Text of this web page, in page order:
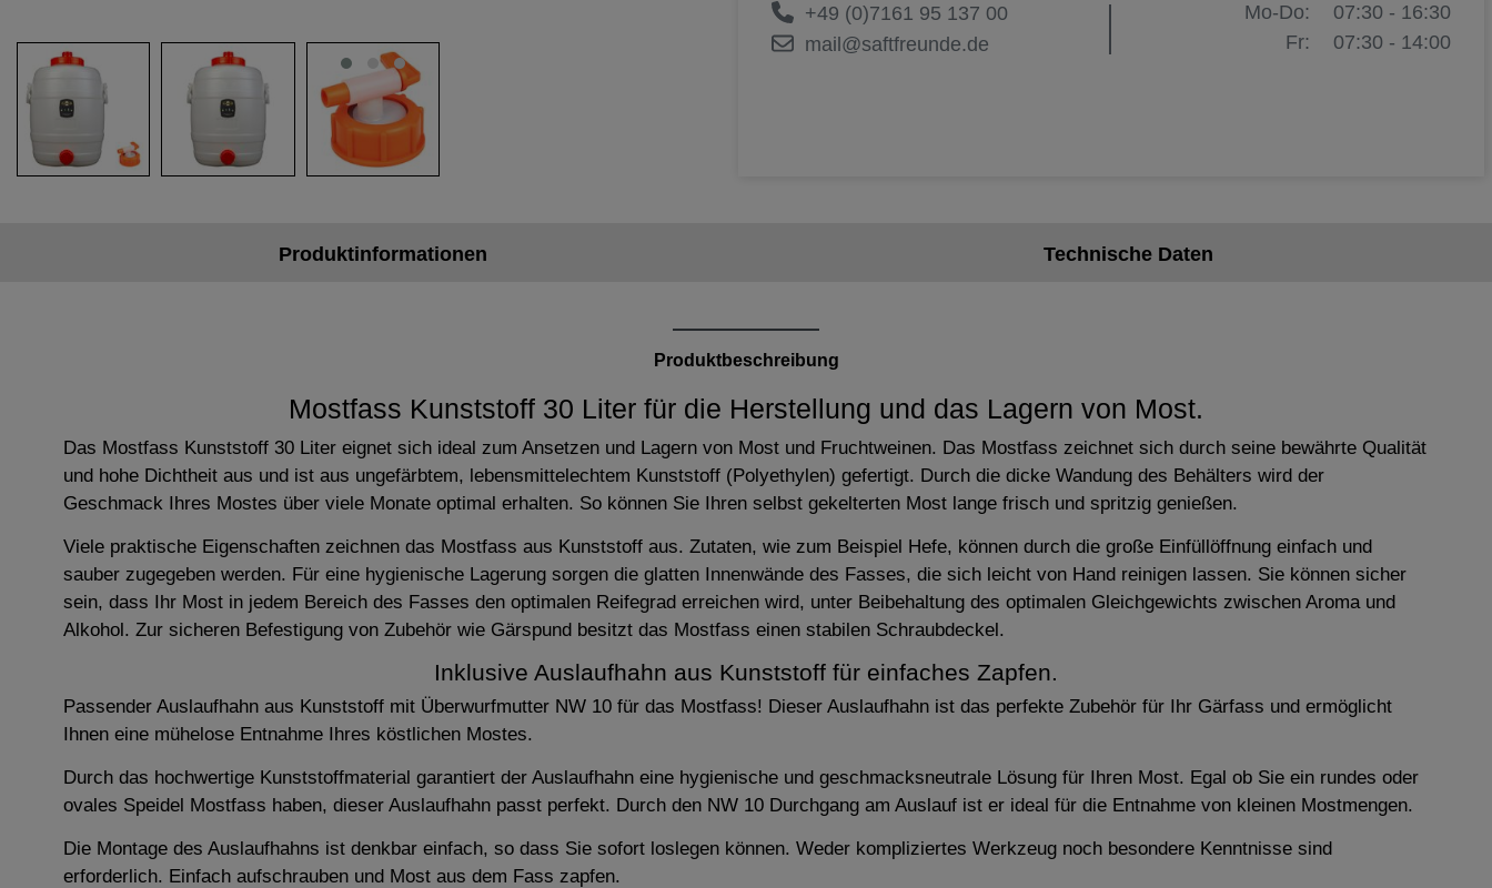
+49 (0)7161 95 137 00
mail@saftfreunde.de
Mo-Do:
07:30 - 16:30
Fr:
07:30 - 14:00
Produktinformationen Technische Daten
Produktbeschreibung
Mostfass Kunststoff 30 Liter für die Herstellung und das Lagern von Most.
Das Mostfass Kunststoff 30 Liter eignet sich ideal zum Ansetzen und Lagern von Most und Fruchtweinen. Das Mostfass zeichnet sich durch seine bewährte Qualität
und hohe Dichtheit aus und ist aus ungefärbtem, lebensmittelechtem Kunststoff (Polyethylen) gefertigt. Durch die dicke Wandung des Behälters wird der
Geschmack Ihres Mostes über viele Monate optimal erhalten. So können Sie Ihren selbst gekelterten Most lange frisch und spritzig genießen.
Viele praktische Eigenschaften zeichnen das Mostfass aus Kunststoff aus. Zutaten, wie zum Beispiel Hefe, können durch die große Einfüllöffnung einfach und
sauber zugegeben werden. Für eine hygienische Lagerung sorgen die glatten Innenwände des Fasses, die sich leicht von Hand reinigen lassen. Sie können sicher
sein, dass Ihr Most in jedem Bereich des Fasses den optimalen Reifegrad erreichen wird, unter Beibehaltung des optimalen Gleichgewichts zwischen Aroma und
Alkohol. Zur sicheren Befestigung von Zubehör wie Gärspund besitzt das Mostfass einen stabilen Schraubdeckel.
Inklusive Auslaufhahn aus Kunststoff für einfaches Zapfen.
Passender Auslaufhahn aus Kunststoff mit Überwurfmutter NW 10 für das Mostfass! Dieser Auslaufhahn ist das perfekte Zubehör für Ihr Gärfass und ermöglicht
Ihnen eine mühelose Entnahme Ihres köstlichen Mostes.
Durch das hochwertige Kunststoffmaterial garantiert der Auslaufhahn eine hygienische und geschmacksneutrale Lösung für Ihren Most. Egal ob Sie ein rundes oder
ovales Speidel Mostfass haben, dieser Auslaufhahn passt perfekt. Durch den NW 10 Durchgang am Auslauf ist er ideal für die Entnahme von kleinen Mostmengen.
Die Montage des Auslaufhahns ist denkbar einfach, so dass Sie sofort loslegen können. Weder kompliziertes Werkzeug noch besondere Kenntnisse sind
erforderlich. Einfach aufschrauben und Most aus dem Fass zapfen.